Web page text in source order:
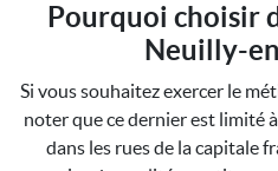
Pourquoi choisir
Neuilly-
Si vous souhaitez exercer le
noter que ce dernier est limité
dans les rues de la capitale